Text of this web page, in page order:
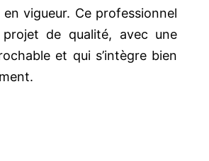
vigueur. Ce professionnel
projet de qualité, avec une
et qui s’intègre bien